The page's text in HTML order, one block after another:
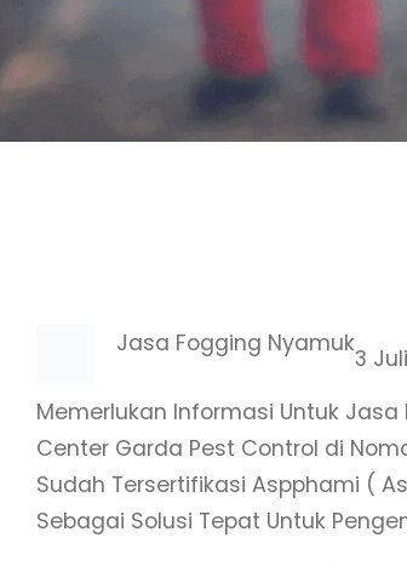
Jasa Fogging Nyamuk
3
Memerlukan Informasi Untuk
Center Garda Pest Control di
Sudah Tersertifikasi Aspphami (
Sebagai Solusi Tepat Untuk